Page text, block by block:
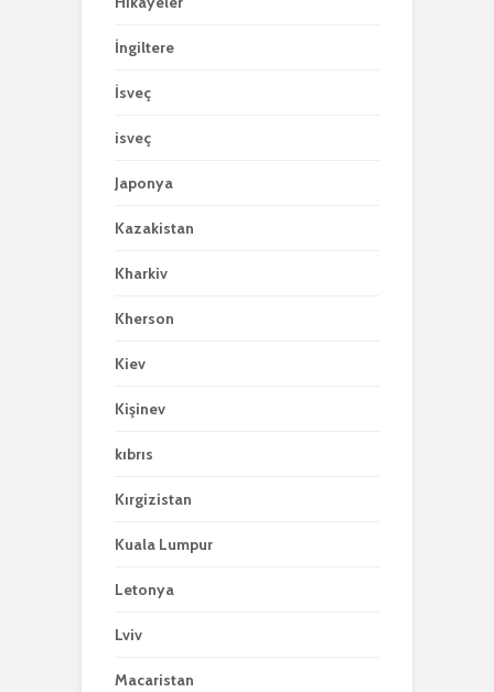
İngiltere
İsveç
isveç
Japonya
Kazakistan
Kharkiv
Kherson
Kiev
Kişinev
kıbrıs
Kırgizistan
Kuala Lumpur
Letonya
Lviv
Macaristan